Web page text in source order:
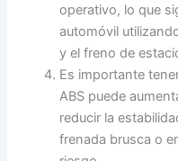
operativo, lo que
automóvil
y el freno de
Es importante
ABS puede
reducir la
frenada brusca o